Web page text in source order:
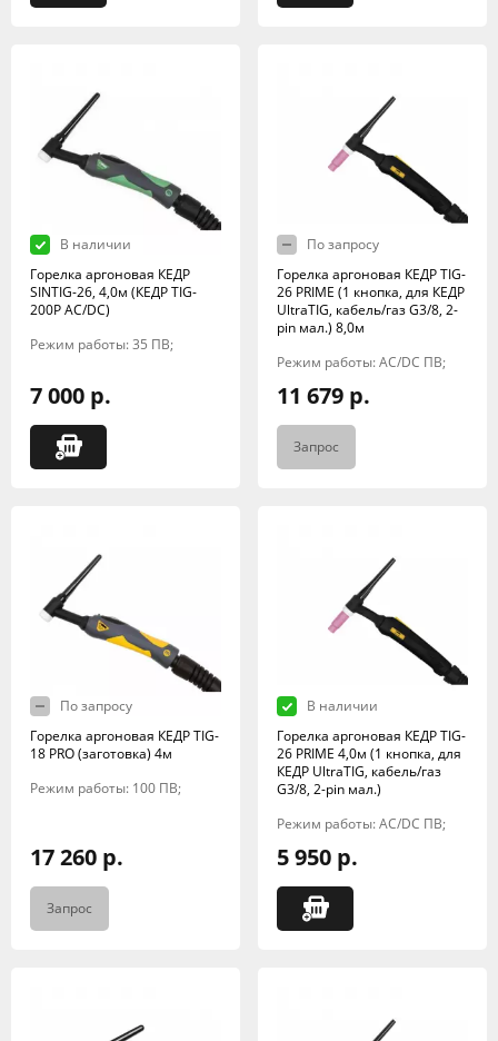
В наличии
Горелка аргоновая КЕДР
SINTIG-26, 4,0м (КЕДР TIG-
200P AC/DC)
Режим работы: 35 ПВ;
7 000 р.
По запросу
Горелка аргоновая КЕДР TIG-
26 PRIME (1 кнопка, для КЕДР
UltraTIG, кабель/газ G3/8, 2-
pin мал.) 8,0м
Режим работы: AC/DC ПВ;
11 679 р.
Запрос
По запросу
Горелка аргоновая КЕДР TIG-
18 PRO (заготовка) 4м
Режим работы: 100 ПВ;
17 260 р.
Запрос
В наличии
Горелка аргоновая КЕДР TIG-
26 PRIME 4,0м (1 кнопка, для
КЕДР UltraTIG, кабель/газ
G3/8, 2-pin мал.)
Режим работы: AC/DC ПВ;
5 950 р.